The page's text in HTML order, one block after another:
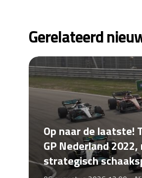
Gerelateerd
Op naar de laatste!
GP Nederland
strategisch